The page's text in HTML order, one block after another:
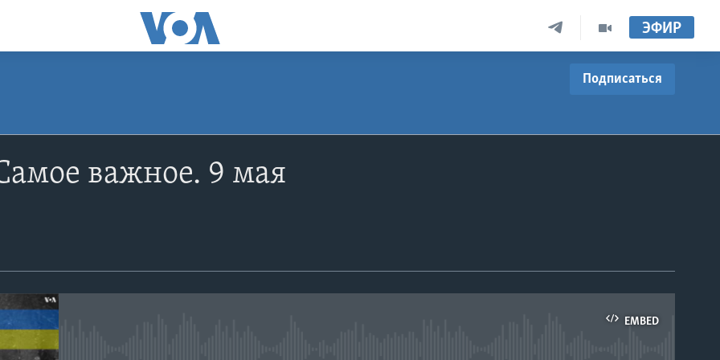
ЭФИР
Подписаться
Подписаться
важное. 9 мая
EMBED